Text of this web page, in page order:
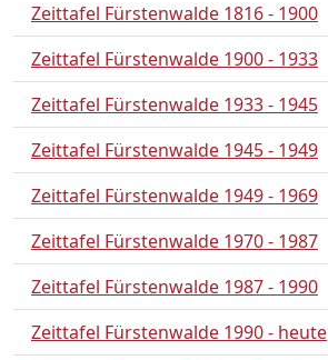
Zeittafel Fürstenwalde 1816 - 1900
Zeittafel Fürstenwalde 1900 - 1933
Zeittafel Fürstenwalde 1933 - 1945
Zeittafel Fürstenwalde 1945 - 1949
Zeittafel Fürstenwalde 1949 - 1969
Zeittafel Fürstenwalde 1970 - 1987
Zeittafel Fürstenwalde 1987 - 1990
Zeittafel Fürstenwalde 1990 - heute